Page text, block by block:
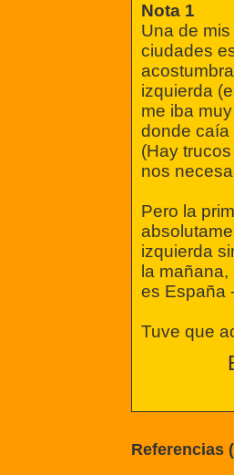
Nota 1
Una de
ciudades
izquierda
me iba
donde caía
(Hay
nos
Pero la
izquierda
la
es España
Tuve que
Referencias